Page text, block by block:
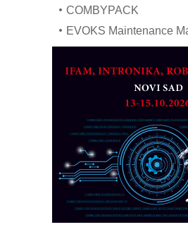
COMBYPACK
EVOKS Maintenance
na viši nivo
Detekcija različitih oblika
MAREX - Lim i mašine
rešenja
Marcom-plast d.o.o.-
partner
CTO - Prilagodite svoju
obradu!
Razvoj asortimanskog
PLC AKYTEC